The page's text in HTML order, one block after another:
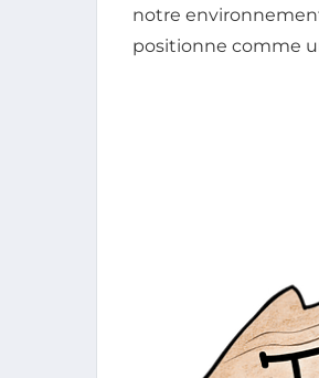
notre
positionne comme